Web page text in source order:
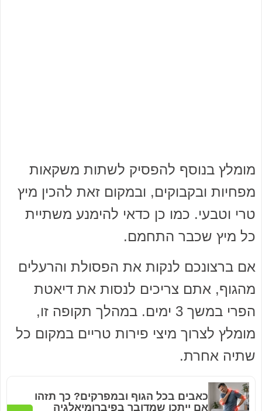
מומלץ בנוסף להפסיק לשתות משקאות
מפחיות ובקבוקים, ובמקום זאת להכין מיץ
טרי וטבעי. כמו כן כדאי להימנע משתיית
כל מיץ שכבר התחמם.
אם ברצונכם לנקות את הפסולת והרעלים
מהגוף, אתם צריכים לנסות את דיאטת
הפרי במשך 3 ימים. במהלך תקופה זו,
מומלץ לצרוך מיצי פירות טריים במקום כל
שתיה אחרת.
כאבים בכל הגוף ובמפרקים? כך תזהו
אם ייתכן שמדובר בפיברומיאלגיה